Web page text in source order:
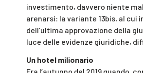
investimento, davvero niente
arenarsi: la variante 13bis, al cui
dell’ultima approvazione della
luce delle evidenze giuridiche,
Un hotel milionario